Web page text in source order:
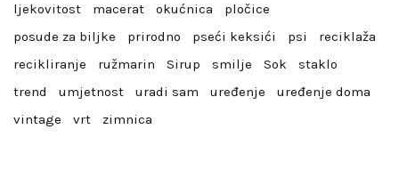
ljekovitost
macerat okućnica
pločice
posude za biljke
prirodno pseći keksići psi
reciklaža
recikliranje
ružmarin Sirup smilje Sok
staklo
trend
umjetnost uradi sam uređenje
uređenje doma
vintage
vrt zimnica